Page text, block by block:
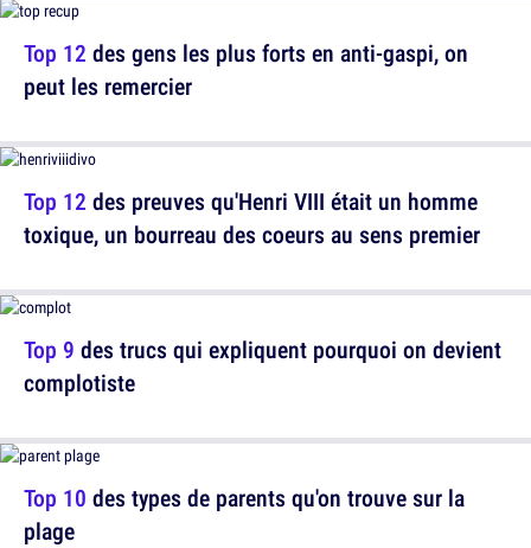
Top 12 des gens les plus forts en anti-gaspi, on
peut les remercier
Top 9 des trucs qui expliquent pourquoi on devient
complotiste
Top 12 des preuves qu'Henri VIII était un homme
toxique, un bourreau des coeurs au sens premier
Top 10 des types de parents qu'on trouve sur la
plage